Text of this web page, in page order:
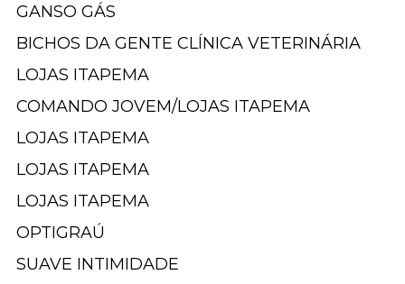
GANSO GÁS
BICHOS DA GENTE CLÍNICA VETERINÁRIA
LOJAS ITAPEMA
COMANDO JOVEM/LOJAS ITAPEMA
LOJAS ITAPEMA
LOJAS ITAPEMA
LOJAS ITAPEMA
OPTIGRAÚ
SUAVE INTIMIDADE